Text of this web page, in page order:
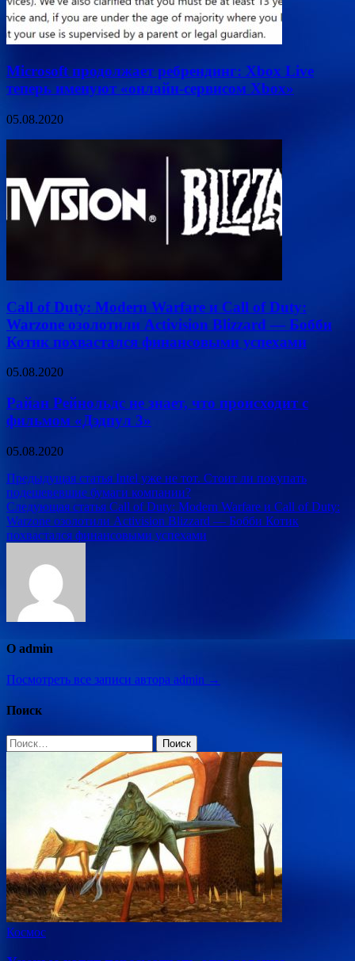
Microsoft продолжает ребрендинг: Xbox Live
теперь именуют «онлайн-сервисом Xbox»
05.08.2020
Call of Duty: Modern Warfare и Call of Duty:
Warzone озолотили Activision Blizzard — Бобби
Котик похвастался финансовыми успехами
05.08.2020
Райан Рейнольдс не знает, что происходит с
фильмом «Дэдпул 3»
05.08.2020
Навигация
по
записям
Предыдущая статья Intel уже не тот. Стоит ли покупать
подешевевшие бумаги компании?
Следующая статья Call of Duty: Modern Warfare и Call of Duty:
Warzone озолотили Activision Blizzard — Бобби Котик
похвастался финансовыми успехами
О admin
Посмотреть все записи автора admin →
Поиск
Найти:
Космос